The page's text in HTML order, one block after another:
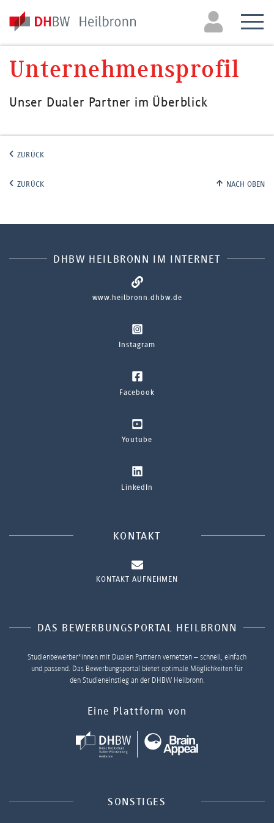
Unternehmens­profil
Unser Dualer Partner im Überblick
ZURÜCK
ZURÜCK NACH OBEN
DAS BEWERBUNGSPORTAL HEILBRONN
Studienbewerber*innen mit Dualen Partnern vernetzen – schnell, einfach
und passend. Das Bewerbungsportal bietet optimale Möglichkeiten für
den Studieneinstieg an der DHBW Heilbronn.
Eine Plattform von
DHBW HEILBRONN IM INTERNET
www.heilbronn.dhbw.de
Instagram
Facebook
Youtube
LinkedIn
KONTAKT
KONTAKT AUFNEHMEN
SONSTIGES